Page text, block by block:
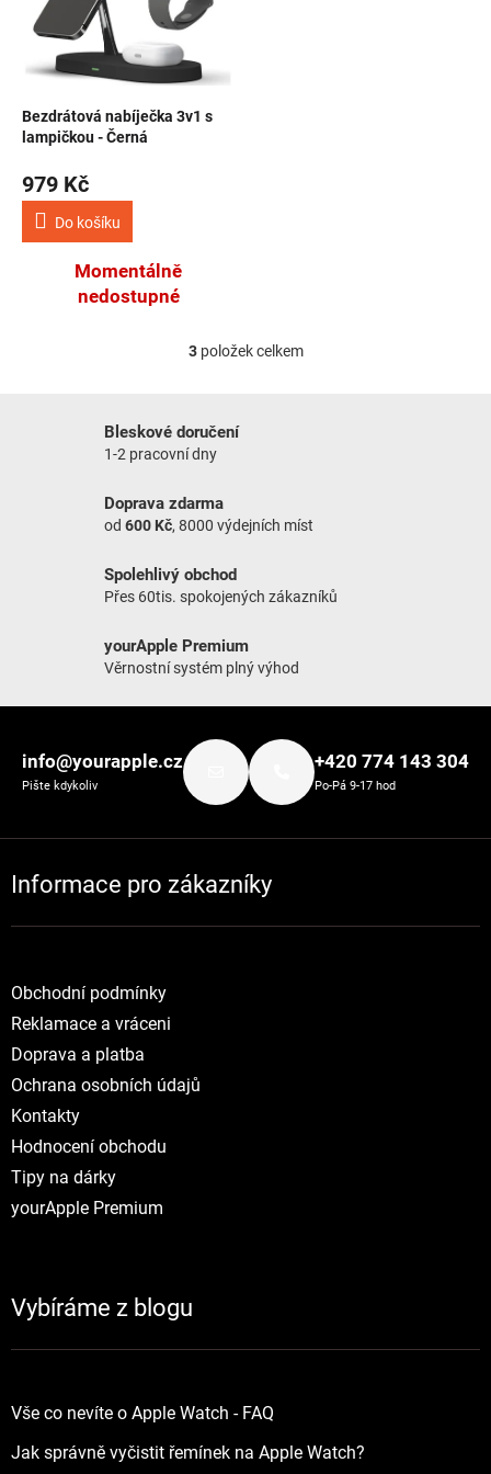
Bezdrátová nabíječka 3v1 s
lampičkou - Černá
979 Kč
Do košíku
Momentálně
nedostupné
Ovládací prvky výpisu
3položek celkem
Bleskové doručení
1-2 pracovní dny
Doprava zdarma
od 600 Kč, 8000 výdejních míst
Spolehlivý obchod
Přes 60tis. spokojených zákazníků
yourApple Premium
Věrnostní systém plný výhod
info@yourapple.cz
Pište kdykoliv
+420 774 143 304
Po-Pá 9-17 hod
Informace pro zákazníky
Obchodní podmínky
Reklamace a vráceni
Doprava a platba
Ochrana osobních údajů
Kontakty
Hodnocení obchodu
Tipy na dárky
yourApple Premium
Vybíráme z blogu
Vše co nevíte o Apple Watch - FAQ
Jak správně vyčistit řemínek na Apple Watch?